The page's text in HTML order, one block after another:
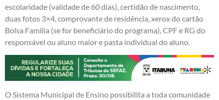
escolaridade (validade de 60 dias), certidão de nascimento,
duas fotos 3×4, comprovante de residência, xerox do cartão
Bolsa Família (se for beneficiário do programa), CPF e RG do
responsável ou aluno maior e pasta individual do aluno.
O Sistema Municipal de Ensino possibilita a toda comunidade